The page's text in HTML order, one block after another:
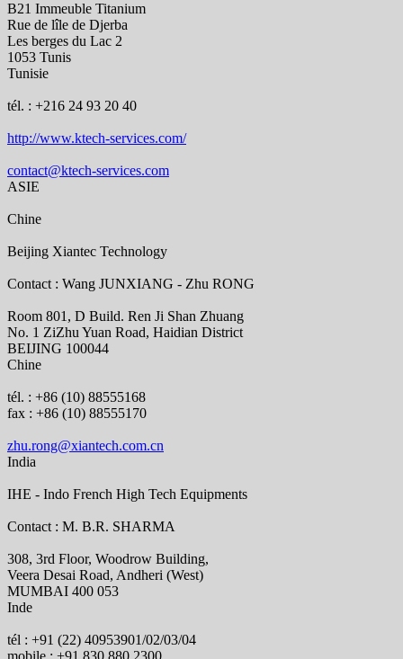
B21 Immeuble Titanium
Rue de lîle de Djerba
Les berges du Lac 2
1053 Tunis
Tunisie
tél. : +216 24 93 20 40
http://www.ktech-services.com/
contact@ktech-services.com
ASIE
Chine
Beijing Xiantec Technology
Contact : Wang JUNXIANG - Zhu RONG
Room 801, D Build. Ren Ji Shan Zhuang
No. 1 ZiZhu Yuan Road, Haidian District
BEIJING 100044
Chine
tél. : +86 (10) 88555168
fax : +86 (10) 88555170
zhu.rong@xiantech.com.cn
India
IHE - Indo French High Tech Equipments
Contact : M. B.R. SHARMA
308, 3rd Floor, Woodrow Building,
Veera Desai Road, Andheri (West)
MUMBAI 400 053
Inde
tél : +91 (22) 40953901/02/03/04
mobile : +91 830 880 2300